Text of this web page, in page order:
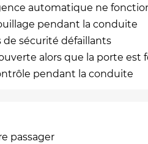
automatique ne
pendant la conduite
de sécurité défaillants
alors que la porte est
pendant la conduite
passager